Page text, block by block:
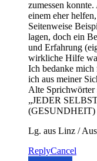
zumessen
einem eher
Seitenweise
lagen, doch ein
und Erfahrung
wirkliche Hilfe
Ich bedanke
ich aus meiner
Alte Sprichwörter
„JEDER
Lg. aus Linz /
ReplyCancel